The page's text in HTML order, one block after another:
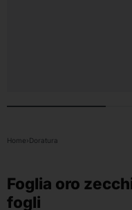
Home›Doratura
Foglia oro
fogli